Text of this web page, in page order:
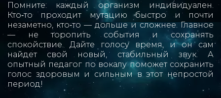
Помните: каждый организм индивидуален.
Кто‑то проходит мутацию быстро и почти
незаметно, кто‑то — дольше и сложнее. Главное
— не торопить события и сохранять
спокойствие. Дайте голосу время, и он сам
найдет свой новый, стабильный звук. А
опытный педагог по вокалу поможет сохранить
голос здоровым и сильным в этот непростой
период!